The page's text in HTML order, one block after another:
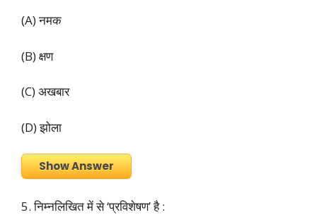
(A) नमक
(B) क्षण
(C) अखबार
(D) झोला
Show Answer
5. निम्नलिखित में से ‘प्रविशेषण’ है :